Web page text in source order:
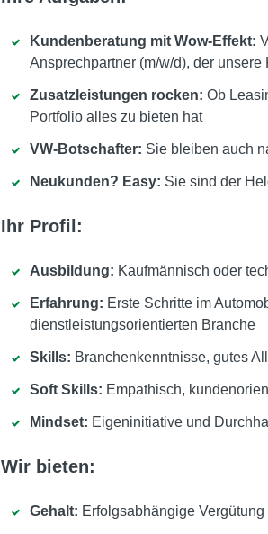
Kundenberatung mit Wow-Effekt:
Ansprechpartner (m/w/d), der unsere
Zusatzleistungen rocken: Ob
Portfolio alles zu bieten hat
VW-Botschafter: Sie bleiben auch
Neukunden? Easy: Sie sind der
Ihr Profil:
Ausbildung: Kaufmännisch oder
Erfahrung: Erste Schritte im
dienstleistungsorientierten Branche
Skills: Branchenkenntnisse, gutes
Soft Skills: Empathisch,
Mindset: Eigeninitiative und
Wir bieten:
Gehalt: Erfolgsabhängige